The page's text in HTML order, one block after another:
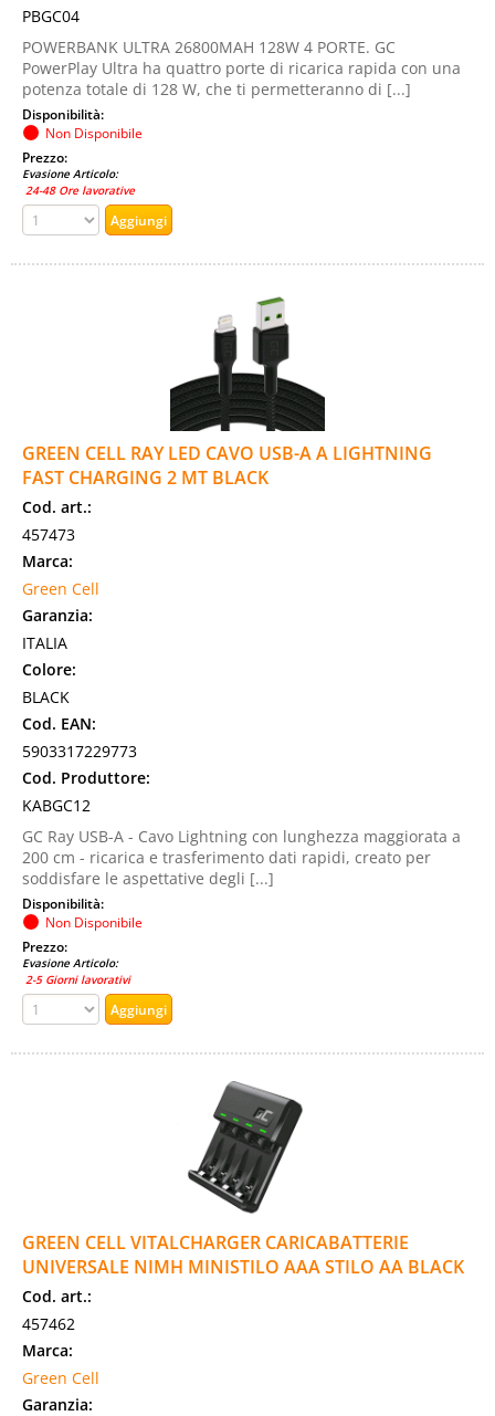
PBGC04
POWERBANK ULTRA 26800MAH 128W 4 PORTE. GC
PowerPlay Ultra ha quattro porte di ricarica rapida con una
potenza totale di 128 W, che ti permetteranno di [...]
Disponibilità:
Non Disponibile
Prezzo:
Evasione Articolo:
24-48 Ore lavorative
GREEN CELL RAY LED CAVO USB-A A LIGHTNING
FAST CHARGING 2 MT BLACK
Cod. art.:
457473
Marca:
Green Cell
Garanzia:
ITALIA
Colore:
BLACK
Cod. EAN:
5903317229773
Cod. Produttore:
KABGC12
GC Ray USB-A - Cavo Lightning con lunghezza maggiorata a
200 cm - ricarica e trasferimento dati rapidi, creato per
soddisfare le aspettative degli [...]
Disponibilità:
Non Disponibile
Prezzo:
Evasione Articolo:
2-5 Giorni lavorativi
GREEN CELL VITALCHARGER CARICABATTERIE
UNIVERSALE NIMH MINISTILO AAA STILO AA BLACK
Cod. art.:
457462
Marca:
Green Cell
Garanzia: